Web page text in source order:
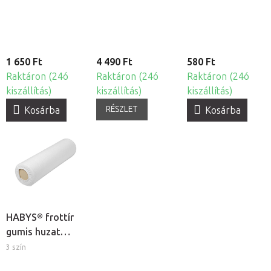
1 650 Ft
Raktáron (24ó
kiszállítás)
Kosárba
4 490 Ft
Raktáron (24ó
kiszállítás)
RÉSZLET
580 Ft
Raktáron (24ó
kiszállítás)
Kosárba
HABYS® frottír
gumis huzat
hengerpárnára
3 szín